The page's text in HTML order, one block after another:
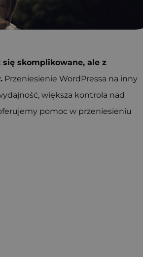
skomplikowane, ale z
Przeniesienie WordPressa na inny
większa kontrola nad
pomoc w przeniesieniu